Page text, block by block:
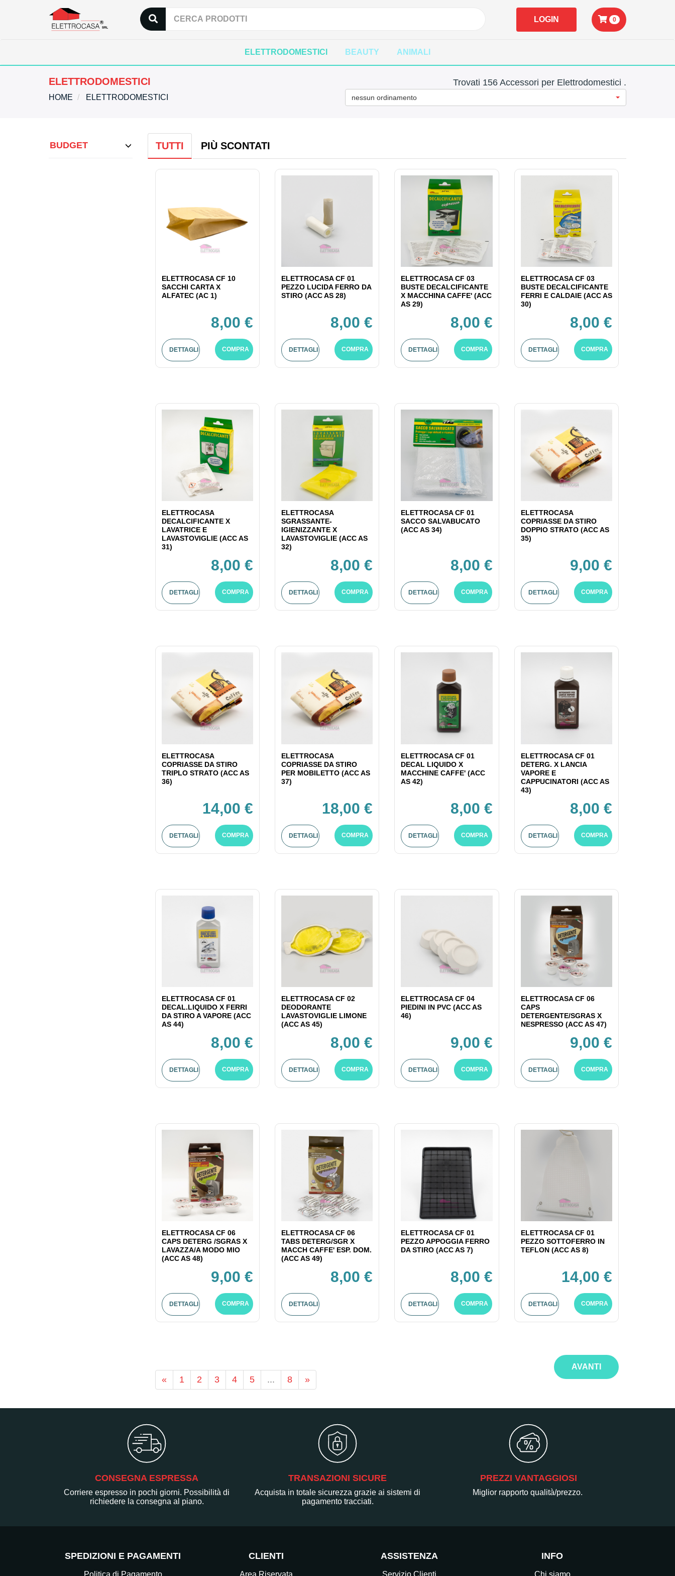
LOGIN 0
ELETTRODOMESTICI BEAUTY ANIMALI
ELETTRODOMESTICI
HOME ELETTRODOMESTICI
Trovati 156 Accessori per Elettrodomestici .
nessun ordinamento
BUDGET TUTTI PIÙ SCONTATI
ELETTROCASA CF 10
SACCHI CARTA X
ALFATEC (AC 1)
8,00 €
DETTAGLI COMPRA
ELETTROCASA CF 01
PEZZO LUCIDA FERRO DA
STIRO (ACC AS 28)
8,00 €
DETTAGLI COMPRA
ELETTROCASA CF 03
BUSTE DECALCIFICANTE
X MACCHINA CAFFE' (ACC
AS 29)
8,00 €
DETTAGLI COMPRA
ELETTROCASA CF 03
BUSTE DECALCIFICANTE
FERRI E CALDAIE (ACC AS
30)
8,00 €
DETTAGLI COMPRA
ELETTROCASA
DECALCIFICANTE X
LAVATRICE E
LAVASTOVIGLIE (ACC AS
31)
8,00 €
DETTAGLI COMPRA
ELETTROCASA
SGRASSANTE-
IGIENIZZANTE X
LAVASTOVIGLIE (ACC AS
32)
8,00 €
DETTAGLI COMPRA
ELETTROCASA CF 01
SACCO SALVABUCATO
(ACC AS 34)
8,00 €
DETTAGLI COMPRA
ELETTROCASA
COPRIASSE DA STIRO
DOPPIO STRATO (ACC AS
35)
9,00 €
DETTAGLI COMPRA
ELETTROCASA
COPRIASSE DA STIRO
TRIPLO STRATO (ACC AS
36)
14,00 €
DETTAGLI COMPRA
ELETTROCASA
COPRIASSE DA STIRO
PER MOBILETTO (ACC AS
37)
18,00 €
DETTAGLI COMPRA
ELETTROCASA CF 01
DECAL LIQUIDO X
MACCHINE CAFFE' (ACC
AS 42)
8,00 €
DETTAGLI COMPRA
ELETTROCASA CF 01
DETERG. X LANCIA
VAPORE E
CAPPUCINATORI (ACC AS
43)
8,00 €
DETTAGLI COMPRA
ELETTROCASA CF 01
DECAL.LIQUIDO X FERRI
DA STIRO A VAPORE (ACC
AS 44)
8,00 €
DETTAGLI COMPRA
ELETTROCASA CF 02
DEODORANTE
LAVASTOVIGLIE LIMONE
(ACC AS 45)
8,00 €
DETTAGLI COMPRA
ELETTROCASA CF 04
PIEDINI IN PVC (ACC AS
46)
9,00 €
DETTAGLI COMPRA
ELETTROCASA CF 06
CAPS
DETERGENTE/SGRAS X
NESPRESSO (ACC AS 47)
9,00 €
DETTAGLI COMPRA
ELETTROCASA CF 06
CAPS DETERG /SGRAS X
LAVAZZA/A MODO MIO
(ACC AS 48)
9,00 €
DETTAGLI COMPRA
ELETTROCASA CF 06
TABS DETERG/SGR X
MACCH CAFFE' ESP. DOM.
(ACC AS 49)
8,00 €
DETTAGLI
ELETTROCASA CF 01
PEZZO APPOGGIA FERRO
DA STIRO (ACC AS 7)
8,00 €
DETTAGLI COMPRA
ELETTROCASA CF 01
PEZZO SOTTOFERRO IN
TEFLON (ACC AS 8)
14,00 €
DETTAGLI COMPRA
« 1 2 3 4 5 ... 8 »
AVANTI
CONSEGNA ESPRESSA
Corriere espresso in pochi giorni. Possibilità di
richiedere la consegna al piano.
TRANSAZIONI SICURE
Acquista in totale sicurezza grazie ai sistemi di
pagamento tracciati.
PREZZI VANTAGGIOSI
Miglior rapporto qualità/prezzo.
SPEDIZIONI E PAGAMENTI
Politica di Pagamento
CLIENTI
Area Riservata
ASSISTENZA
Servizio Clienti
INFO
Chi siamo